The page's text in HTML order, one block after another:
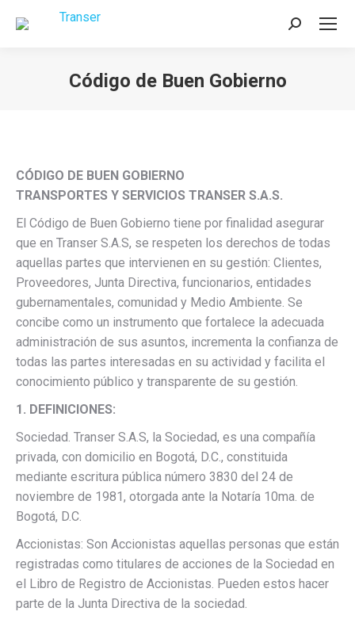
Buscar:
Código de Buen Gobierno
CÓDIGO DE BUEN GOBIERNO
TRANSPORTES Y SERVICIOS TRANSER S.A.S.
El Código de Buen Gobierno tiene por finalidad asegurar
que en Transer S.A.S, se respeten los derechos de todas
aquellas partes que intervienen en su gestión: Clientes,
Proveedores, Junta Directiva, funcionarios, entidades
gubernamentales, comunidad y Medio Ambiente. Se
concibe como un instrumento que fortalece la adecuada
administración de sus asuntos, incrementa la confianza de
todas las partes interesadas en su actividad y facilita el
conocimiento público y transparente de su gestión.
1. DEFINICIONES:
Sociedad. Transer S.A.S, la Sociedad, es una compañía
privada, con domicilio en Bogotá, D.C., constituida
mediante escritura pública número 3830 del 24 de
noviembre de 1981, otorgada ante la Notaría 10ma. de
Bogotá, D.C.
Accionistas: Son Accionistas aquellas personas que están
registradas como titulares de acciones de la Sociedad en
el Libro de Registro de Accionistas. Pueden estos hacer
parte de la Junta Directiva de la sociedad.